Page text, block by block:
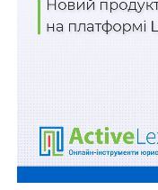
самоврядування, що
територіальних
орган місцевого
територіальну
– структурного
у мм. Києві та
спортивних шкіл,
Києві та